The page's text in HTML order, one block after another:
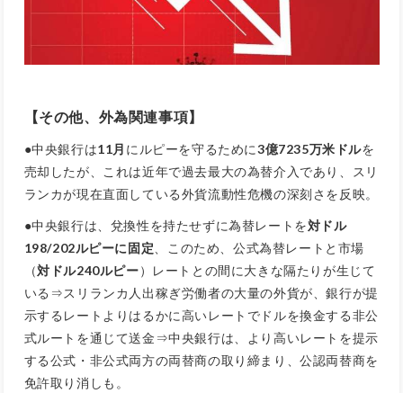
【その他、外為関連事項】
●中央銀行は11月 にルピーを守るために3億7235万米ドルを
売却したが、これは近年で過去最大の為替介入であり、スリ
ランカが現在直面している外貨流動性危機の深刻さを反映。
●中央銀行は、兌換性を持たせずに為替レートを対ドル
198/202ルピーに固定 、このため、公式為替レートと市場
（対ドル240ルピー）レートとの間に大きな隔たりが生じて
いる⇒スリランカ人出稼ぎ労働者の大量の外貨が、銀行が提
示するレートよりはるかに高いレートでドルを換金する非公
式ルートを通じて送金⇒中央銀行は、より高いレートを提示
する公式・非公式両方の両替商の取り締まり、公認両替商を
免許取り消しも。